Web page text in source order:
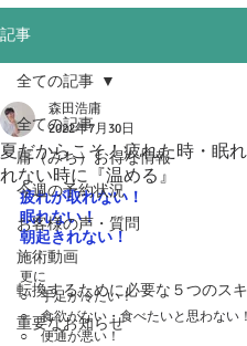
記事
全ての記事
庸（みち）お得な情報
今週の予約状況
お客様の声・質問
施術動画
転換するために必要な５つのス
重要なお知らせ
全ての記事
夏だからこそ！疲れた時・眠
れない時に『温める』
森田浩庸
2022年7月30日
疲れが取れない！
眠れない！
朝起きれない！
更に
○　手足が冷たい！
○    食欲がない・食べたいと思わない！
○    便通が悪い！